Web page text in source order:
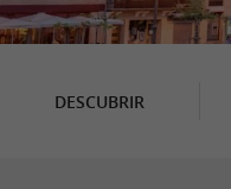
DESCUBRIR